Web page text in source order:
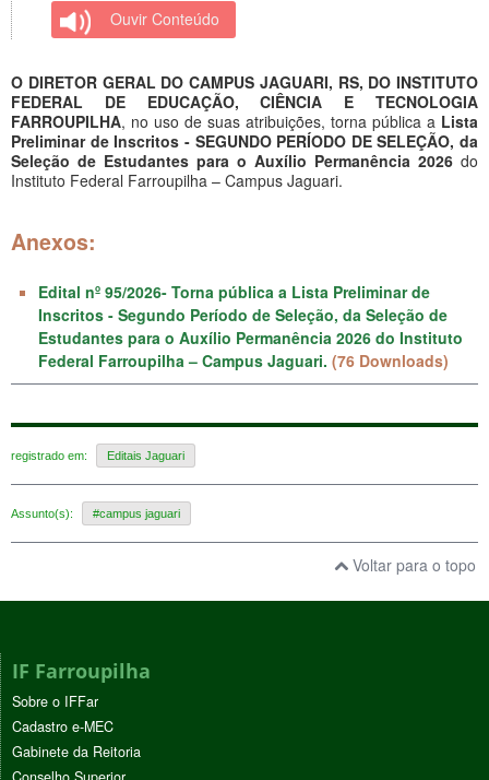
Ouvir Conteúdo
O DIRETOR GERAL DO CAMPUS JAGUARI, RS, DO INSTITUTO
FEDERAL DE EDUCAÇÃO, CIÊNCIA E TECNOLOGIA
FARROUPILHA, no uso de suas atribuições, torna pública a Lista
Preliminar de Inscritos - SEGUNDO PERÍODO DE SELEÇÃO, da
Seleção de Estudantes para o Auxílio Permanência 2026 do
Instituto Federal Farroupilha – Campus Jaguari.
Anexos:
Edital nº 95/2026- Torna pública a Lista Preliminar de
Inscritos - Segundo Período de Seleção, da Seleção de
Estudantes para o Auxílio Permanência 2026 do Instituto
Federal Farroupilha – Campus Jaguari. (76 Downloads)
registrado em: Editais Jaguari
Assunto(s): #campus jaguari
Voltar para o topo
IF Farroupilha
Sobre o IFFar
Cadastro e-MEC
Gabinete da Reitoria